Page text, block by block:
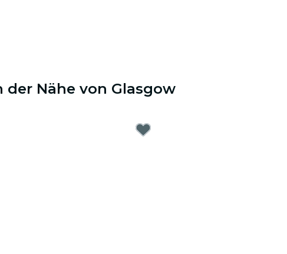
Nähe von Glasgow